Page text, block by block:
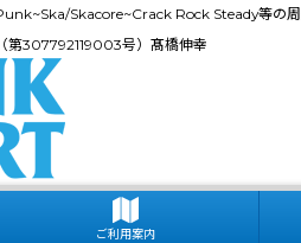
Skacore~Crack Rock Steady等の周
第307792119003号）髙橋伸幸
ご利用案内